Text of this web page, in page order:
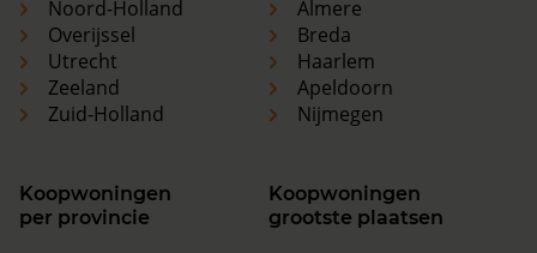
Noord-Holland
Overijssel
Utrecht
Zeeland
Zuid-Holland
Almere
Breda
Haarlem
Apeldoorn
Nijmegen
Koopwoningen
per provincie
Koopwoningen
grootste plaatsen